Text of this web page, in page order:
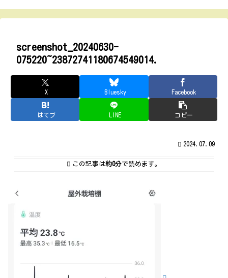
screenshot_20240630-
075220~23872741180674549014.
X Bluesky Facebook
はてブ LINE コピー
2024.07.09
この記事は約0分で読めます。